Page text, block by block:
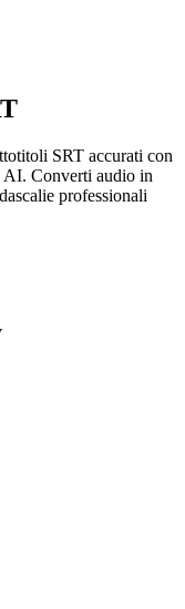
SRT accurati con
AI. Converti audio in
professionali